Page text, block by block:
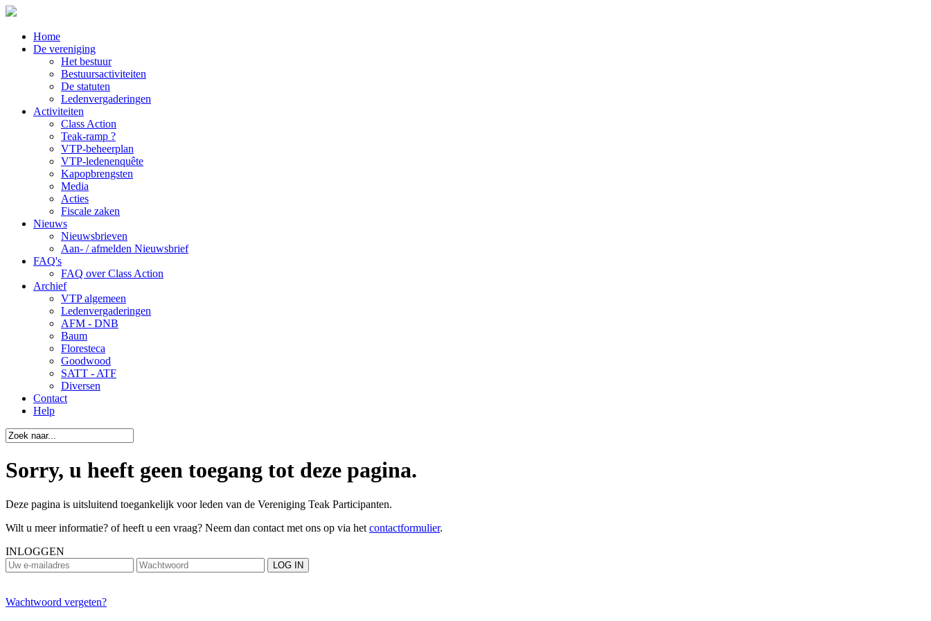
Home
De vereniging
Het bestuur
Bestuursactiviteiten
De statuten
Ledenvergaderingen
Activiteiten
Class Action
Teak-ramp ?
VTP-beheerplan
VTP-ledenenquête
Kapopbrengsten
Media
Acties
Fiscale zaken
Nieuws
Nieuwsbrieven
Aan- / afmelden Nieuwsbrief
FAQ's
FAQ over Class Action
Archief
VTP algemeen
Ledenvergaderingen
AFM - DNB
Baum
Floresteca
Goodwood
SATT - ATF
Diversen
Contact
Help
Sorry, u heeft geen toegang tot deze pagina.
Deze pagina is uitsluitend toegankelijk voor leden van de Vereniging Teak Participanten.
Wilt u meer informatie? of heeft u een vraag? Neem dan contact met ons op via het contactformulier.
INLOGGEN
Wachtwoord vergeten?